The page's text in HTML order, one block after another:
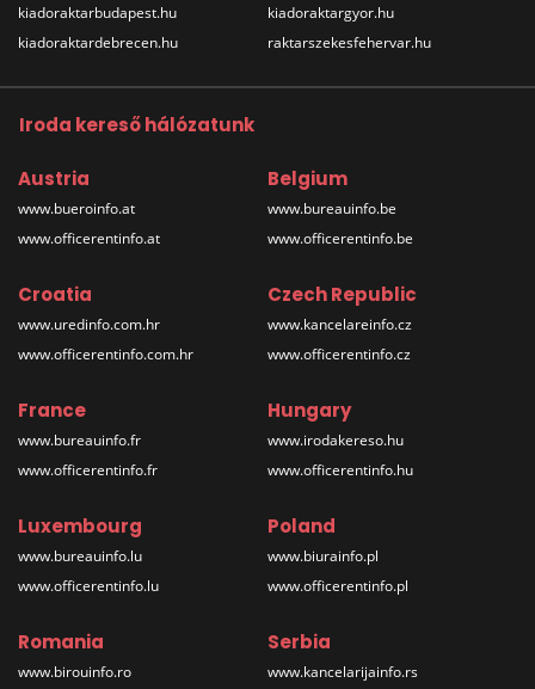
kiadoraktarbudapest.hu
kiadoraktardebrecen.hu
kiadoraktargyor.hu
raktarszekesfehervar.hu
Iroda kereső hálózatunk
Austria
www.bueroinfo.at
www.officerentinfo.at
Belgium
www.bureauinfo.be
www.officerentinfo.be
Croatia
www.uredinfo.com.hr
www.officerentinfo.com.hr
Czech Republic
www.kancelareinfo.cz
www.officerentinfo.cz
France
www.bureauinfo.fr
www.officerentinfo.fr
Hungary
www.irodakereso.hu
www.officerentinfo.hu
Luxembourg
www.bureauinfo.lu
www.officerentinfo.lu
Poland
www.biurainfo.pl
www.officerentinfo.pl
Romania
www.birouinfo.ro
Serbia
www.kancelarijainfo.rs